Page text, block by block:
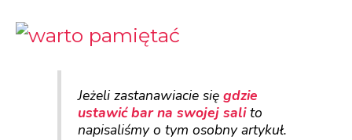
Jeżeli zastanawiacie się gdzie
ustawić bar na swojej sali to
napisaliśmy o tym osobny artykuł.